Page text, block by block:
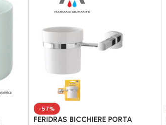
-57%
FERIDRAS BICCHIERE PORTA